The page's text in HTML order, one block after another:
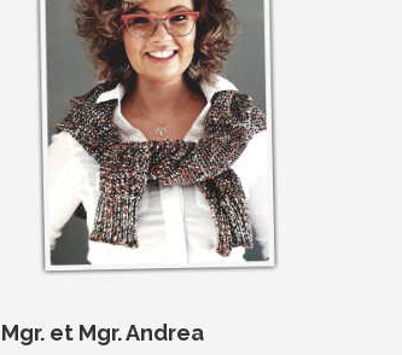
Mgr. et Mgr. Andrea